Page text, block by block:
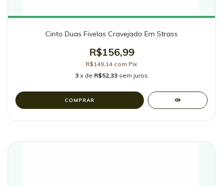
Cinto Duas Fivelas Cravejado Em Strass
R$156,99
R$149,14 com Pix
3 x de R$52,33 sem juros
COMPRAR